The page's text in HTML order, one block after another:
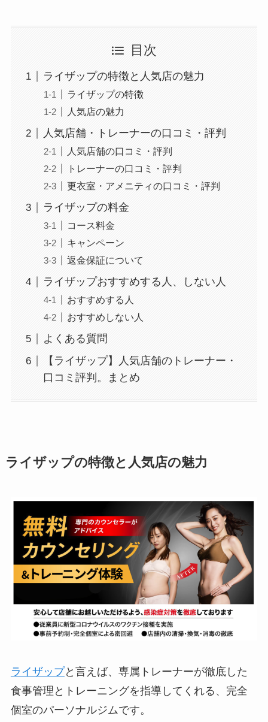
目次
ライザップの特徴と人気店の魅力
ライザップの特徴
人気店の魅力
人気店舗・トレーナーの口コミ・評判
人気店舗の口コミ・評判
トレーナーの口コミ・評判
更衣室・アメニティの口コミ・評判
ライザップの料金
コース料金
キャンペーン
返金保証について
ライザップおすすめする人、しない人
おすすめする人
おすすめしない人
よくある質問
【ライザップ】人気店舗のトレーナー・
口コミ評判。まとめ
ライザップの特徴と人気店の魅力
ライザップと言えば、専属トレーナーが徹底した
食事管理とトレーニングを指導してくれる、完全
個室のパーソナルジムです。